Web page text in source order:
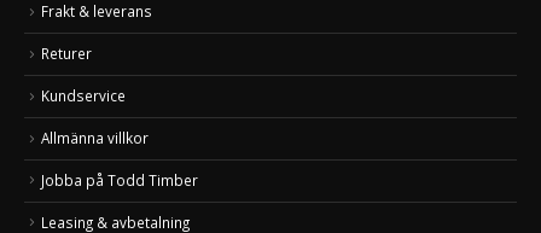
Frakt & leverans
Returer
Kundservice
Allmänna villkor
Jobba på Todd Timber
Leasing & avbetalning